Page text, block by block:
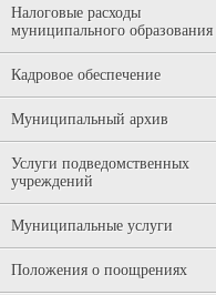
Налоговые расходы
муниципального образования
Кадровое обеспечение
Муниципальный архив
Услуги подведомственных
учреждений
Муниципальные услуги
Положения о поощрениях